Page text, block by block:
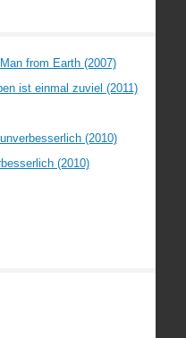
from Earth (2007)
ist einmal zuviel (2011)
(2010)
(2010)